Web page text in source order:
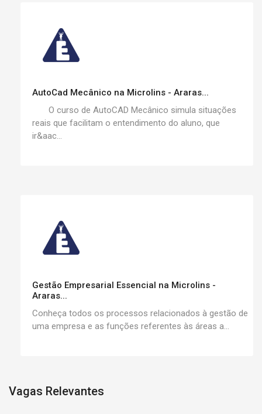
AutoCad Mecânico na Microlins - Araras...
O curso de AutoCAD Mecânico simula situações
reais que facilitam o entendimento do aluno, que
ir&aac...
Gestão Empresarial Essencial na Microlins -
Araras...
Conheça todos os processos relacionados à gestão de
uma empresa e as funções referentes às áreas a...
Vagas Relevantes